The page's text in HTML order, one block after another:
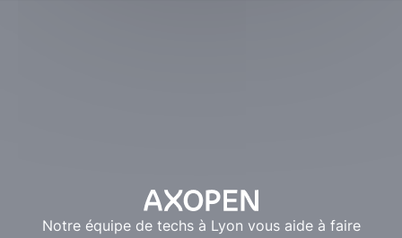
Notre équipe de techs à Lyon vous aide à faire